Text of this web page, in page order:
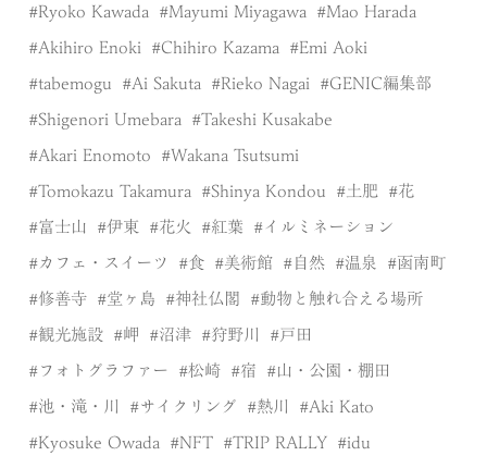
Ryoko Kawada Mayumi Miyagawa Mao Harada
Akihiro Enoki Chihiro Kazama Emi Aoki
tabemogu Ai Sakuta Rieko Nagai GENIC編集部
Shigenori Umebara Takeshi Kusakabe
Akari Enomoto Wakana Tsutsumi
Tomokazu Takamura Shinya Kondou 土肥 花
富士山 伊東 花火 紅葉 イルミネーション
カフェ・スイーツ 食 美術館 自然 温泉 函南町
修善寺 堂ヶ島 神社仏閣 動物と触れ合える場所
観光施設 岬 沼津 狩野川 戸田
フォトグラファー 松崎 宿 山・公園・棚田
池・滝・川 サイクリング 熱川 Aki Kato
Kyosuke Owada NFT TRIP RALLY idu